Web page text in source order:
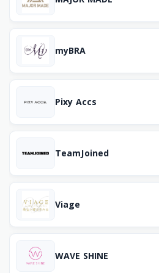
myBRA
Pixy Accs
TeamJoined
Viage
WAVE SHINE